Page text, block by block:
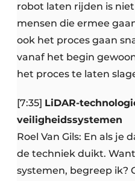
robot laten rijden is
mensen die ermee
ook het proces gaan
vanaf het begin
het proces te laten
[7:35] LiDAR-
veiligheidssystemen
Roel Van Gils: En als je
de techniek duikt.
systemen, begreep ik?